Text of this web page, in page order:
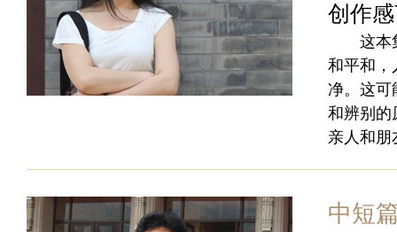
创作
这本集
和平和，
净。这可
和辨别的
亲人和
中短